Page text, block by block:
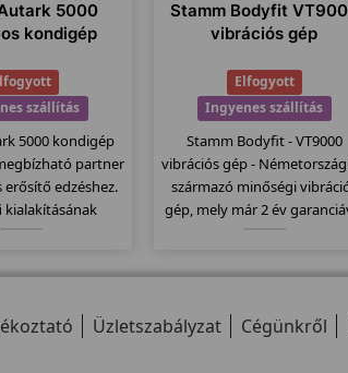
5000
kondigép
szállítás
5000 kondigép
partner
erősítő edzéshez.
kialakításának
"állomásokat" a
Stamm Bodyfit
vibrációs gép
Elfogyott
Ingyenes szállítás
Stamm Bodyfit - VT9000
vibrációs gép -
származó minőségi
gép, mely már 2 év
egy nagy motor dolgoztat
Üzletszabályzat Cégünkről